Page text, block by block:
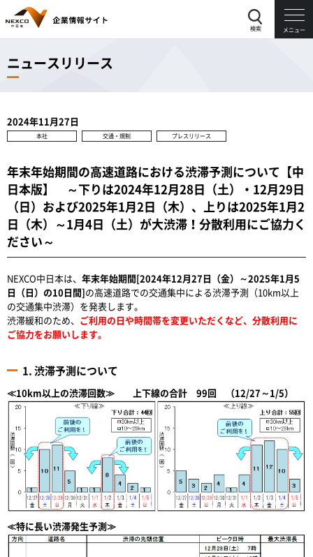
検索 メニュー
ニュースリリース
2024年11月27日
本社 交通・規制 プレスリリース
年末年始期間の高速道路における渋滞予測について【中
日本版】 ～下りは2024年12月28日（土）・12月29日
（日）および2025年1月2日（木）、上りは2025年1月2
日（木）～1月4日（土）が大渋滞！分散利用にご協力く
ださい～
NEXCO中日本は、 年末年始期間[2024年12月27日（金）～2025年1月5
日（日）の10日間]の高速道路での交通集中による渋滞予測（10km以上
の交通集中渋滞）を発表します。
渋滞緩和のため、 ご利用の日や時間帯を変更いただくなど、分散利用に
ご協力をお願いします。
1. 渋滞予測について
≪10km以上の渋滞回数≫ 上下線の合計 99回 （12/27～1/5）
≪特に長い渋滞発生予測≫